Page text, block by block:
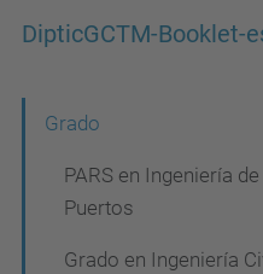
DipticGCTM-Booklet-
Grado
PARS en Ingeniería
Puertos
Grado en Ingeniería